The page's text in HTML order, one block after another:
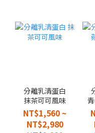
分離乳清蛋白
抹茶可可風味
NT$1,560 ~
NT$2,980